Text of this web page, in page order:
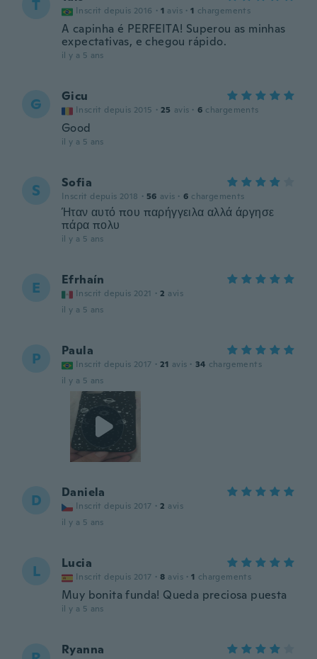
T Inscrit depuis 2016 · 1 avis · 1 chargements
A capinha é PERFEITA! Superou as minhas
expectativas, e chegou rápido.
il y a 5 ans
G Gicu
Inscrit depuis 2015 · 25 avis · 6 chargements
Good
il y a 5 ans
S Sofia
Inscrit depuis 2018 · 56 avis · 6 chargements
Ήταν αυτό που παρήγγειλα αλλά άργησε
πάρα πολυ
il y a 5 ans
E Efrhaín
Inscrit depuis 2021 · 2 avis
il y a 5 ans
P Paula
Inscrit depuis 2017 · 21 avis · 34 chargements
il y a 5 ans
D Daniela
Inscrit depuis 2017 · 2 avis
il y a 5 ans
L Lucia
Inscrit depuis 2017 · 8 avis · 1 chargements
Muy bonita funda! Queda preciosa puesta
il y a 5 ans
Ryanna